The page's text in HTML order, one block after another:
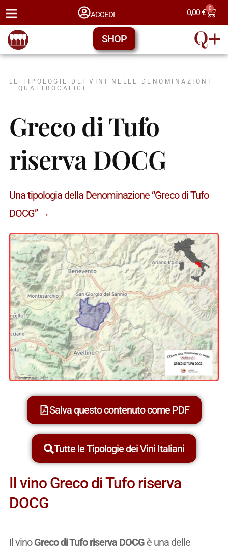
ACCEDI 0,00€ 0
SHOP
LE TIPOLOGIE DEI VINI NELLE DENOMINAZIONI
– QUATTROCALICI
Greco di Tufo
riserva DOCG
Una tipologia della Denominazione “Greco di Tufo
DOCG” →
Salva questo contenuto come PDF
Tutte le Tipologie dei Vini Italiani
Il vino Greco di Tufo riserva
DOCG
Il vinoGreco di Tufo riserva DOCGè una delle